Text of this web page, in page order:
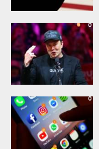
0
0